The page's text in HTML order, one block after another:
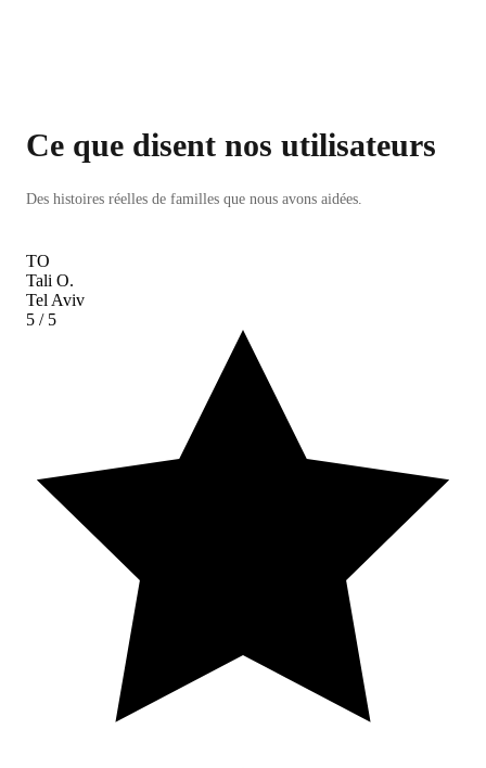
Ce que disent nos utilisateurs
Des histoires réelles de familles que nous avons aidées.
TO
Tali O.
Tel Aviv
5 / 5